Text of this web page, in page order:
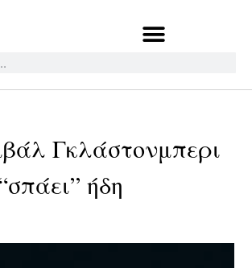
Γκλάστονμπερι
ήδη